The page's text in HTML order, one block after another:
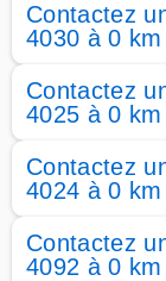
Contactez
4030 à 0
Contactez
4025 à 0
Contactez
4024 à 0
Contactez
4092 à 0